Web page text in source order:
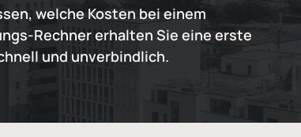
welche Kosten bei einem
Rechner erhalten Sie eine erste
und unverbindlich.